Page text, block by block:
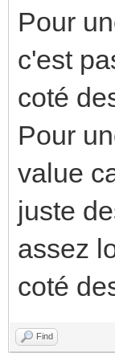
Pour
c'est
coté
Pour
value
juste
assez
coté
Find